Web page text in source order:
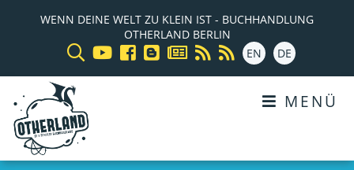
WENN DEINE WELT ZU KLEIN IST - BUCHHANDLUNG
OTHERLAND BERLIN
EN
DE
MENÜ